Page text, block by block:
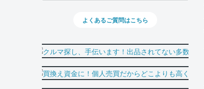
よくあるご質問はこちら